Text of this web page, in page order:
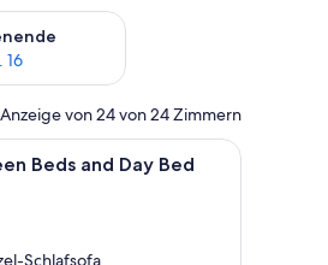
9.
16
für nächstes Wochenende, Aug.
Anzeige von 24 von 24 Zimmern
Zeichentrickfiguren.
Ein Hotelzimmer mit zwei Betten, einem
Beds and Day Bed
Schlafsofa